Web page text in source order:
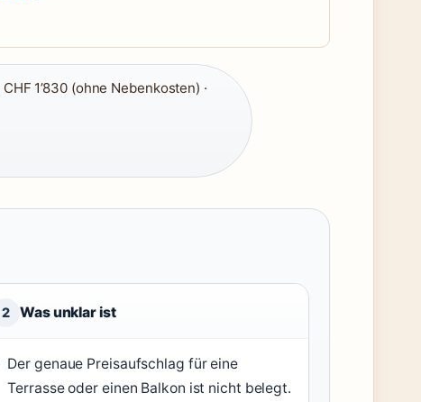
CHF 1’830 (ohne Nebenkosten) ·
2 Was unklar ist
Der genaue Preisaufschlag für eine
Terrasse oder einen Balkon ist nicht belegt.